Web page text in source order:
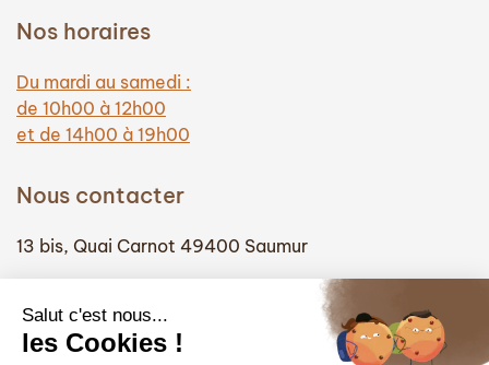
Nos horaires
Du mardi au samedi :
de 10h00 à 12h00
et de 14h00 à 19h00
Nous contacter
13 bis, Quai Carnot 49400 Saumur
info@hautefidelite-saumur.com